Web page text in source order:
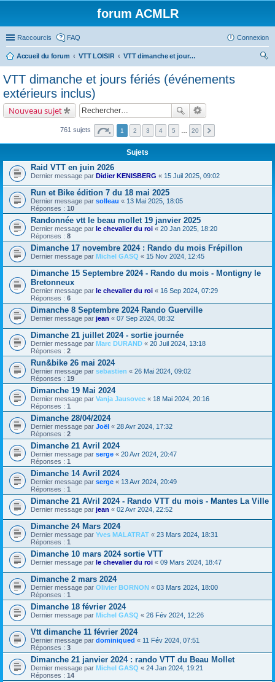
forum ACMLR
Raccourcis FAQ Connexion
Accueil du forum VTT LOISIR
VTT dimanche et jours fériés (événements extérieurs inclus)
VTT dimanche et jours fériés (événements
extérieurs inclus)
Nouveau sujet
761 sujets 1 2 3 4 5 20
Sujets
Raid VTT en juin 2026
Dernier message par Didier KENISBERG « 15 Juil 2025, 09:02
Run et Bike édition 7 du 18 mai 2025
Dernier message par solleau « 13 Mai 2025, 18:05
Réponses : 10
Randonnée vtt le beau mollet 19 janvier 2025
Dernier message par le chevalier du roi « 20 Jan 2025, 18:20
Réponses : 8
Dimanche 17 novembre 2024 : Rando du mois Frépillon
Dernier message par Michel GASQ « 15 Nov 2024, 12:45
Dimanche 15 Septembre 2024 - Rando du mois - Montigny le
Bretonneux
Dernier message par le chevalier du roi « 16 Sep 2024, 07:29
Réponses : 6
Dimanche 8 Septembre 2024 Rando Guerville
Dernier message par jean « 07 Sep 2024, 08:32
Dimanche 21 juillet 2024 - sortie journée
Dernier message par Marc DURAND « 20 Juil 2024, 13:18
Réponses : 2
Run&bike 26 mai 2024
Dernier message par sebastien « 26 Mai 2024, 09:02
Réponses : 19
Dimanche 19 Mai 2024
Dernier message par Vanja Jausovec « 18 Mai 2024, 20:16
Réponses : 1
Dimanche 28/04/2024
Dernier message par Joël « 28 Avr 2024, 17:32
Réponses : 2
Dimanche 21 Avril 2024
Dernier message par serge « 20 Avr 2024, 20:47
Réponses : 1
Dimanche 14 Avril 2024
Dernier message par serge « 13 Avr 2024, 20:49
Réponses : 1
Dimanche 21 AVril 2024 - Rando VTT du mois - Mantes La Ville
Dernier message par jean « 02 Avr 2024, 22:52
Dimanche 24 Mars 2024
Dernier message par Yves MALATRAT « 23 Mars 2024, 18:31
Réponses : 1
Dimanche 10 mars 2024 sortie VTT
Dernier message par le chevalier du roi « 09 Mars 2024, 18:47
Dimanche 2 mars 2024
Dernier message par Olivier BORNON « 03 Mars 2024, 18:00
Réponses : 1
Dimanche 18 février 2024
Dernier message par Michel GASQ « 26 Fév 2024, 12:26
Vtt dimanche 11 février 2024
Dernier message par dominiqued « 11 Fév 2024, 07:51
Réponses : 3
Dimanche 21 janvier 2024 : rando VTT du Beau Mollet
Dernier message par Michel GASQ « 24 Jan 2024, 19:21
Réponses : 14